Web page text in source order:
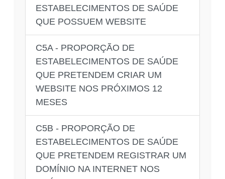
ESTABELECIMENTOS DE SAÚDE
QUE POSSUEM WEBSITE
C5A - PROPORÇÃO DE
ESTABELECIMENTOS DE SAÚDE
QUE PRETENDEM CRIAR UM
WEBSITE NOS PRÓXIMOS 12
MESES
C5B - PROPORÇÃO DE
ESTABELECIMENTOS DE SAÚDE
QUE PRETENDEM REGISTRAR UM
DOMÍNIO NA INTERNET NOS